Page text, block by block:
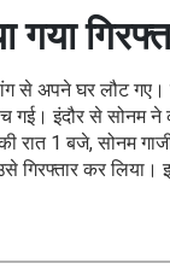
गया
से अपने घर लौट गए।
गई। इंदौर से सोनम ने
रात 1 बजे, सोनम
गिरफ्तार कर लिया।